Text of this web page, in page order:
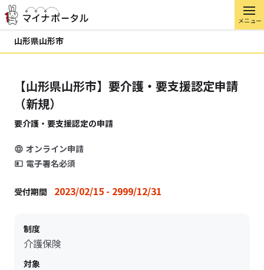
メニュー
山形県山形市
【山形県山形市】要介護・要支援認定申請
（新規）
要介護・要支援認定の申請
オンライン申請
電子署名必須
受付期間 2023/02/15 - 2999/12/31
制度
介護保険
対象